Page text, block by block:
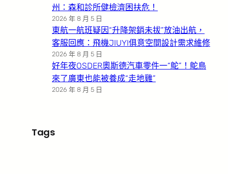
州：森和診所健檢濟困扶危！
2026 年 8 月 5 日
東航一航班疑因“升降架銷未拔”放油出航，
客服回應：飛機JIUYI俱意空間設計需求維修
2026 年 8 月 5 日
好年夜OSDER奧斯德汽車零件一“鴕”！鴕鳥
來了廣東也能被養成“走地雞”
2026 年 8 月 5 日
Tags